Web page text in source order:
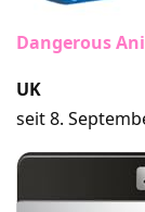
Dangerous
UK
seit 8.